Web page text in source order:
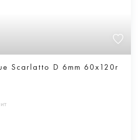
Scarlatto D 6mm 60x120r